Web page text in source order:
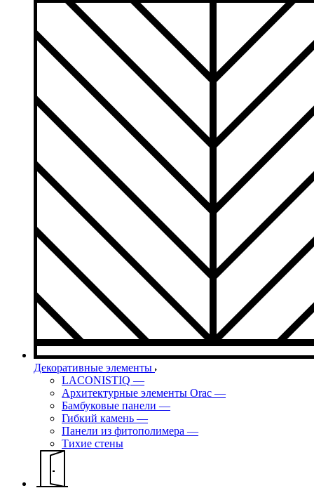
Декоративные элементы
LACONISTIQ —
Архитектурные элементы Orac —
Бамбуковые панели —
Гибкий камень —
Панели из фитополимера —
Тихие стены